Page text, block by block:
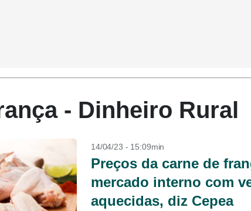
- Dinheiro Rural
14/04/23 - 15:09min
Preços da carne de
mercado interno com
aquecidas, diz Cepea